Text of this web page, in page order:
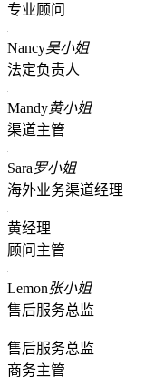
专业顾问
Nancy吴小姐
法定负责人
Mandy黄小姐
渠道主管
Sara罗小姐
海外业务渠道经理
黄经理
顾问主管
Lemon张小姐
售后服务总监
售后服务总监
商务主管